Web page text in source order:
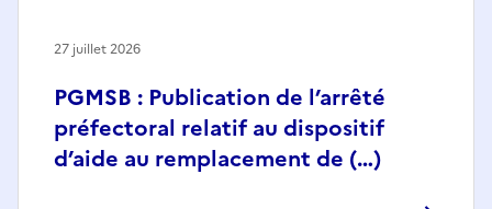
PGMSB : Publication de l’arrêté
préfectoral relatif au dispositif
d’aide au remplacement de (…)
27 juillet 2026